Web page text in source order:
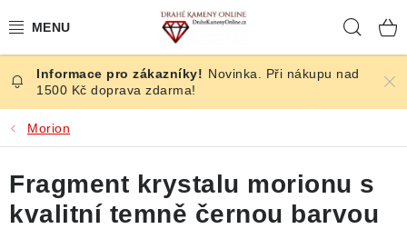
na
ČESKÉ KAMENY
ŠPERKY
KAMENY ZE SVĚTA
BROUŠENÉ
Novinka. Při nákupu nad
1500 Kč doprava zdarma!
Morion
Fragment krystalu morionu s
kvalitní temně černou barvou